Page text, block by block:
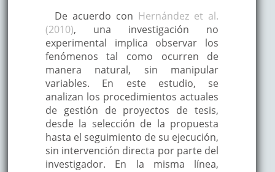
De acuerdo con Hernández et al.
(2010), una investigación no
experimental implica observar los
fenómenos tal como ocurren de
manera natural, sin manipular
variables. En este estudio, se
analizan los procedimientos actuales
de gestión de proyectos de tesis,
desde la selección de la propuesta
hasta el seguimiento de su ejecución,
sin intervención directa por parte del
investigador. En la misma línea,